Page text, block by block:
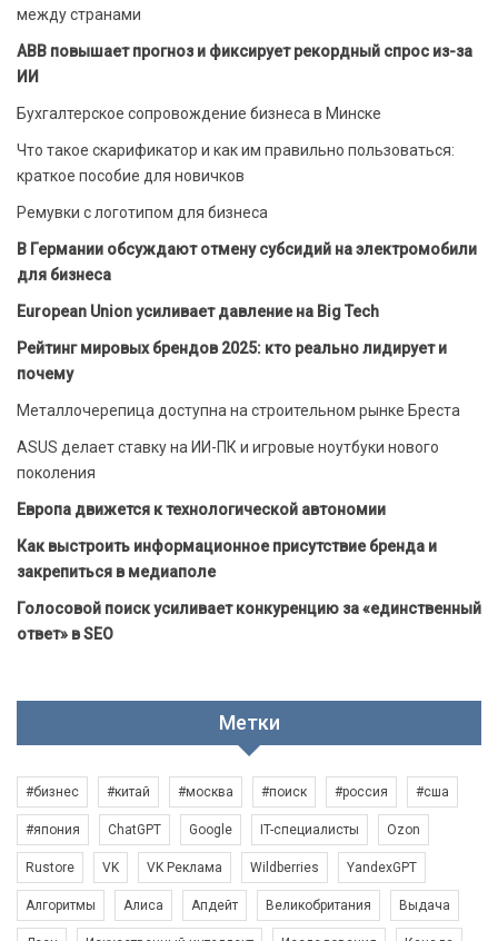
между странами
ABB повышает прогноз и фиксирует рекордный спрос из-за
ИИ
Бухгалтерское сопровождение бизнеса в Минске
Что такое скарификатор и как им правильно пользоваться:
краткое пособие для новичков
Ремувки с логотипом для бизнеса
В Германии обсуждают отмену субсидий на электромобили
для бизнеса
European Union усиливает давление на Big Tech
Рейтинг мировых брендов 2025: кто реально лидирует и
почему
Металлочерепица доступна на строительном рынке Бреста
ASUS делает ставку на ИИ-ПК и игровые ноутбуки нового
поколения
Европа движется к технологической автономии
Как выстроить информационное присутствие бренда и
закрепиться в медиаполе
Голосовой поиск усиливает конкуренцию за «единственный
ответ» в SEO
Метки
#бизнес #китай #москва #поиск #россия #сша
#япония ChatGPT Google IT-специалисты Ozon
Rustore VK VK Реклама Wildberries YandexGPT
Алгоритмы Алиса Апдейт Великобритания Выдача